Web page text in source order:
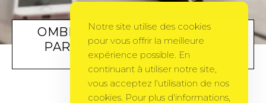
OMBRES PORTÉES À LILLE LA
PARFUMERIE À DÉCOUVRIR
BEAUTÉBYCORINNE 20 MAI 2011
Notre site utilise des cookies
pour vous offrir la meilleure
expérience possible. En
continuant à utiliser notre site,
vous acceptez l'utilisation de nos
cookies. Pour plus d'informations,